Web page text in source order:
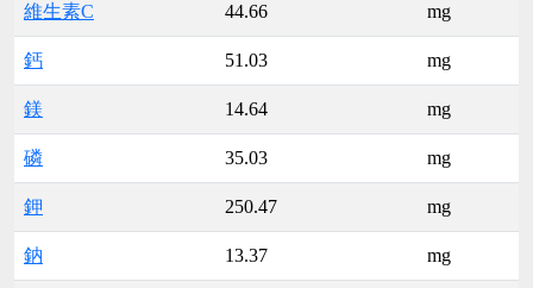
維生素C 44.66 mg
鈣 51.03 mg
鎂 14.64 mg
磷 35.03 mg
鉀 250.47 mg
鈉 13.37 mg